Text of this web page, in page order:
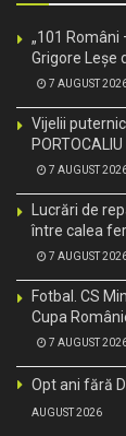
„101 Români
Grigore Leșe
7 AUGUST
Vijelii
PORTOCALIU
7 AUGUST
Lucrări de
între calea
7 AUGUST
Fotbal. CS
Cupa
7 AUGUST
Opt ani fără
AUGUST 2026